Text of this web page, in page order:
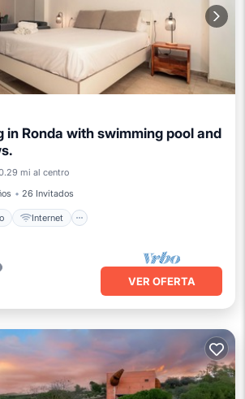
in Ronda with swimming pool and
mi al centro
26 Invitados
Internet
niños
Lavandería
VER OFERTA